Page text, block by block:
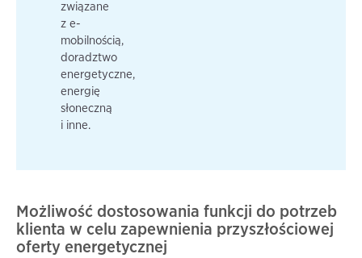
związane
z e-
mobilnością,
doradztwo
energetyczne,
energię
słoneczną
i inne.
Możliwość dostosowania funkcji do potrzeb
klienta w celu zapewnienia przyszłościowej
oferty energetycznej